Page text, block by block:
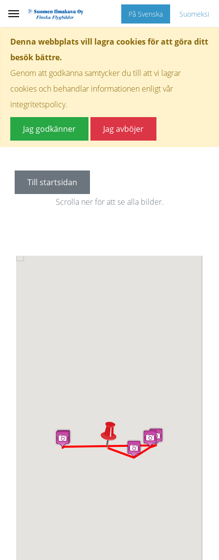
Denna webbplats vill lagra cookies för att göra ditt
besök bättre.
Genom att godkänna samtycker du till att vi lagrar
cookies och behandlar informationen enligt vår
integritetspolicy.
Jag godkänner Jag avböjer
På Svenska Suomeksi
Till startsidan
Scrolla ner för att se alla bilder.